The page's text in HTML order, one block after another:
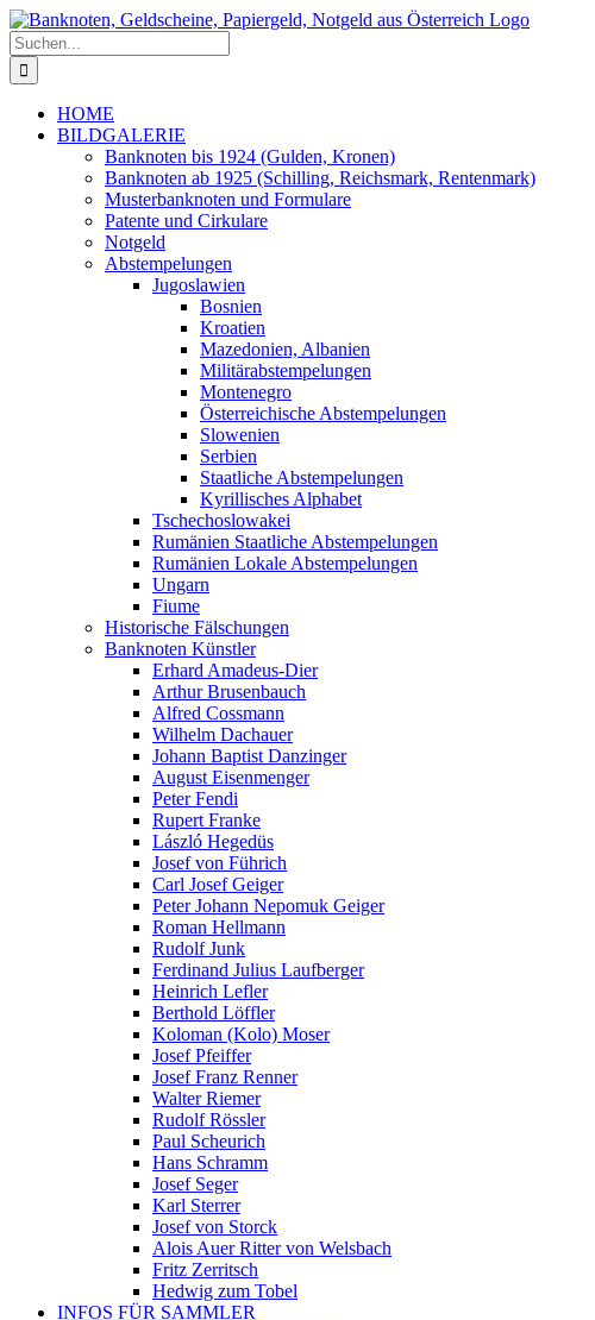
Zum
Inhalt
springen
Suche
nach:
HOME
BILDGALERIE
Banknoten bis 1924 (Gulden, Kronen)
Banknoten ab 1925 (Schilling, Reichsmark, Rentenmark)
Musterbanknoten und Formulare
Patente und Cirkulare
Notgeld
Abstempelungen
Jugoslawien
Bosnien
Kroatien
Mazedonien, Albanien
Militärabstempelungen
Montenegro
Österreichische Abstempelungen
Slowenien
Serbien
Staatliche Abstempelungen
Kyrillisches Alphabet
Tschechoslowakei
Rumänien Staatliche Abstempelungen
Rumänien Lokale Abstempelungen
Ungarn
Fiume
Historische Fälschungen
Banknoten Künstler
Erhard Amadeus-Dier
Arthur Brusenbauch
Alfred Cossmann
Wilhelm Dachauer
Johann Baptist Danzinger
August Eisenmenger
Peter Fendi
Rupert Franke
László Hegedüs
Josef von Führich
Carl Josef Geiger
Peter Johann Nepomuk Geiger
Roman Hellmann
Rudolf Junk
Ferdinand Julius Laufberger
Heinrich Lefler
Berthold Löffler
Koloman (Kolo) Moser
Josef Pfeiffer
Josef Franz Renner
Walter Riemer
Rudolf Rössler
Paul Scheurich
Hans Schramm
Josef Seger
Karl Sterrer
Josef von Storck
Alois Auer Ritter von Welsbach
Fritz Zerritsch
Hedwig zum Tobel
INFOS FÜR SAMMLER